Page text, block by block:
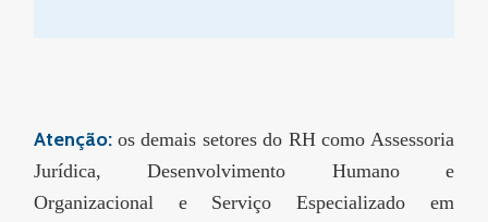
Atenção: os demais setores do RH como Assessoria
Jurídica, Desenvolvimento Humano e
Organizacional e Serviço Especializado em